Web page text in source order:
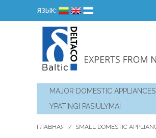
ЯЗЫК:
MAJOR DOMESTIC APPLIANCES
YPATINGI PASIŪLYMAI
ГЛАВНАЯ / SMALL DOMESTIC